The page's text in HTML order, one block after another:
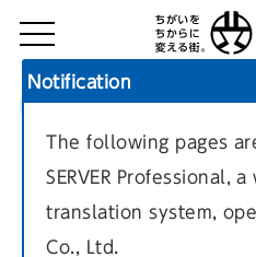
Notification
The following pages
SERVER Professional,
translation system,
Co., Ltd.